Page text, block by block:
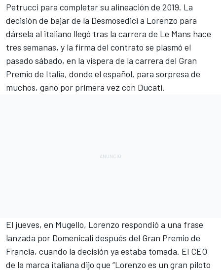
Petrucci para completar su alineación de 2019. La
decisión de bajar de la Desmosedici a Lorenzo para
dársela al italiano llegó tras la carrera de Le Mans hace
tres semanas, y la firma del contrato se plasmó el
pasado sábado, en la víspera de la carrera del Gran
Premio de Italia, donde el español, para sorpresa de
muchos, ganó por primera vez con Ducati.
El jueves, en Mugello, Lorenzo respondió a una frase
lanzada por Domenicali después del Gran Premio de
Francia, cuando la decisión ya estaba tomada. El CEO
de la marca italiana dijo que “Lorenzo es un gran piloto